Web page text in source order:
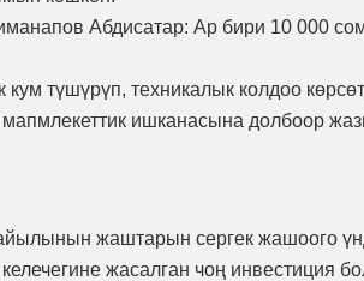
Абдисатар: Ар бири 10 000
түшүрүп, техникалык колдоо
ишканасына долбоор
жаштарын сергек жашоого
жасалган чоң инвестиция